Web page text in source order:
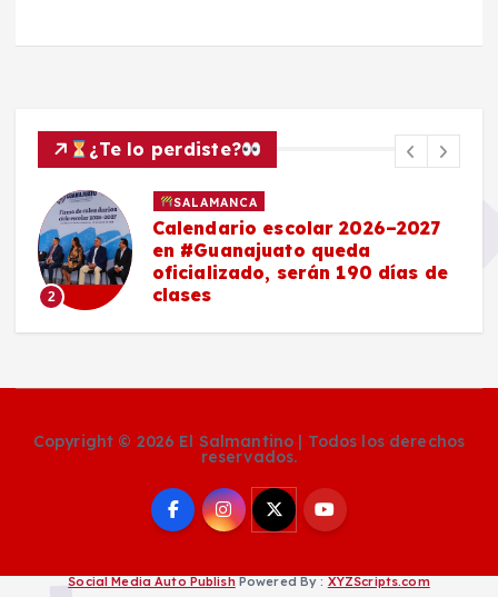
¿Te lo perdiste?
2
SALAMANCA
Calendario escolar 2026–2027
en #Guanajuato queda
oficializado, serán 190 días de
clases
Copyright © 2026 El Salmantino | Todos los derechos
reservados.
Social Media Auto PublishPowered By :XYZScripts.com